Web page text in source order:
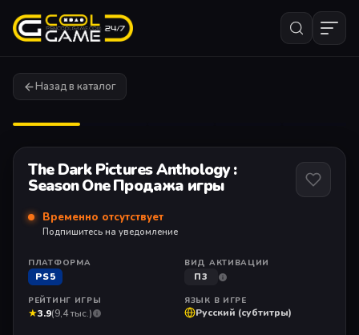
Назад в каталог
The Dark Pictures Anthology :
Season One Продажа игры
Временно отсутствует
Подпишитесь на уведомление
ПЛАТФОРМА
PS5
ВИД АКТИВАЦИИ
П3
РЕЙТИНГ ИГРЫ
★3.9(9,4 тыс.)
ЯЗЫК В ИГРЕ
Русский (субтитры)